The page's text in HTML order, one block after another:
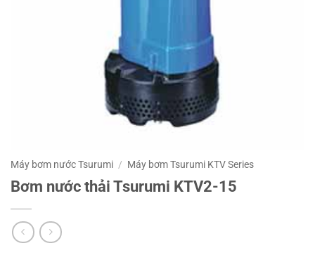
Máy bơm nước Tsurumi / Máy bơm Tsurumi KTV Series
Bơm nước thải Tsurumi KTV2-15